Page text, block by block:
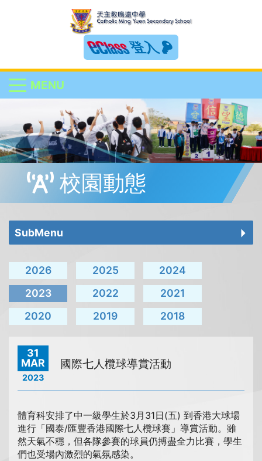
登入
MENU
校園動態
SubMenu
2026 2025
2024
2023
2022
2021
2020
2019 2018
31
MAR
2023
國際七人欖球導賞活動
體育科安排了中一級學生於3月31日(五) 到香港大球場
進行「國泰/匯豐香港國際七人欖球賽」導賞活動。雖
然天氣不穩，但各隊參賽的球員仍搏盡全力比賽，學生
們也受場內激烈的氣氛感染。